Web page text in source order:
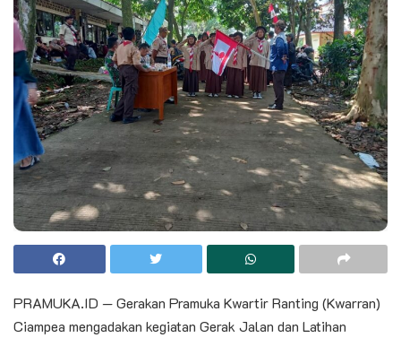
PRAMUKA.ID — Gerakan Pramuka Kwartir Ranting (Kwarran)
Ciampea mengadakan kegiatan Gerak Jalan dan Latihan